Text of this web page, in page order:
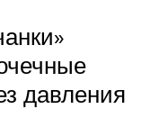
давления